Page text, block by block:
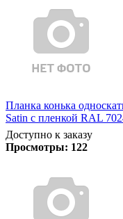
Планка конька
Satin с пленкой RAL
Доступно к заказу
Просмотры: 122